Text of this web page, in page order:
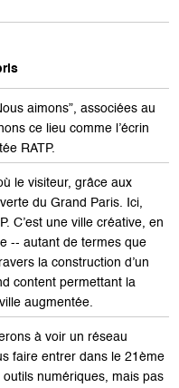
aimons”, associées au
ce lieu comme l’écrin
RATP.
le visiteur, grâce aux
du Grand Paris. Ici,
C’est une ville créative, en
-- autant de termes que
la construction d’un
content permettant la
augmentée.
à voir un réseau
faire entrer dans le 21ème
numériques, mais pas